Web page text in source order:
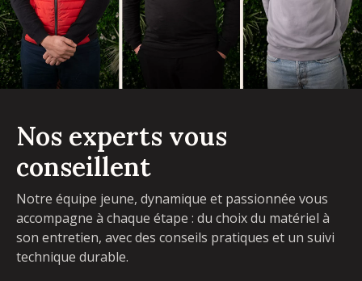
Nos experts vous
conseillent
Notre équipe jeune, dynamique et passionnée vous
accompagne à chaque étape : du choix du matériel à
son entretien, avec des conseils pratiques et un suivi
technique durable.